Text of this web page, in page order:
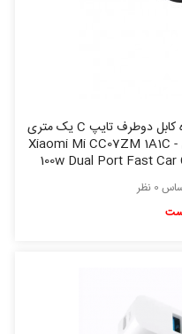
شارژر فندکی دو پورت 100 وات به همراه کابل دوطرف تایپ C یک متری
مشکی مدل CC07ZM 1A1C شیائومی - Xiaomi Mi CC07ZM 1A1C
100w Dual Port Fast
0 نظر